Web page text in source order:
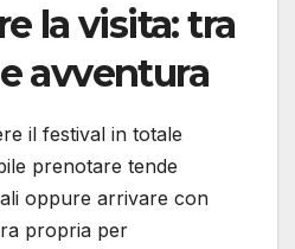
la visita: tra
avventura
il festival in totale
prenotare tende
oppure arrivare con
propria per